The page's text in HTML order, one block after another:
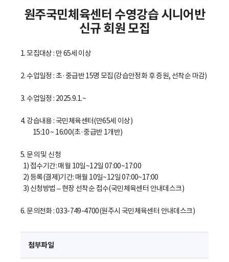
원주국민체육센터 수영강습 시니어반
신규 회원 모집
1. 모집대상 : 만 65세 이상
2. 수업일정 : 초·중급반 15명 모집(강습안정화 후 증원, 선착순 마감)
3. 수업일정 : 2025.9.1.~
4. 강습내용 : 국민체육센터(만65세 이상)
15:10 ~ 16:00(초·중급반 1개반)
5. 문의 및 신청
1) 접수기간: 매월 10일~12일 07:00~17:00
2) 등록(결제)기간: 매월 10일~12일 07:00~17:00
3) 신청방법 – 현장 선착순 접수(국민체육센터 안내데스크)
6. 문의전화 : 033-749-4700(원주시 국민체육센터 안내데스크)
첨부파일